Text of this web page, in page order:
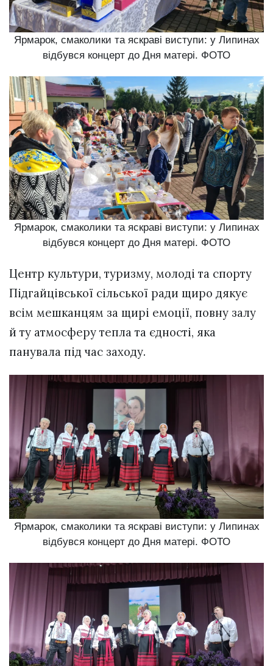
Ярмарок, смаколики та яскраві виступи: у Липинах
відбувся концерт до Дня матері. ФОТО
Ярмарок, смаколики та яскраві виступи: у Липинах
відбувся концерт до Дня матері. ФОТО
Центр культури, туризму, молоді та спорту
Підгайцівської сільської ради щиро дякує
всім мешканцям за щирі емоції, повну залу
й ту атмосферу тепла та єдності, яка
панувала під час заходу.
Ярмарок, смаколики та яскраві виступи: у Липинах
відбувся концерт до Дня матері. ФОТО